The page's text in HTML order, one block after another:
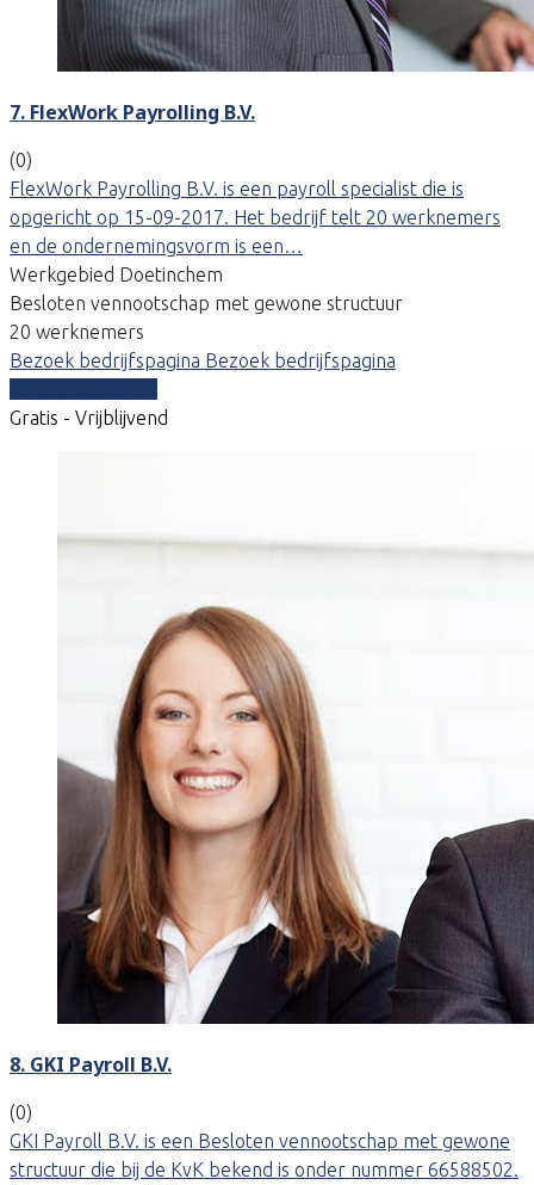
7. FlexWork Payrolling B.V.
(0)
FlexWork Payrolling B.V. is een payroll specialist die is
opgericht op 15-09-2017. Het bedrijf telt 20 werknemers
en de ondernemingsvorm is een…
Werkgebied Doetinchem
Besloten vennootschap met gewone structuur
20 werknemers
Bezoek bedrijfspagina Bezoek bedrijfspagina
Gratis - Vrijblijvend
8. GKI Payroll B.V.
(0)
GKI Payroll B.V. is een Besloten vennootschap met gewone
structuur die bij de KvK bekend is onder nummer 66588502.